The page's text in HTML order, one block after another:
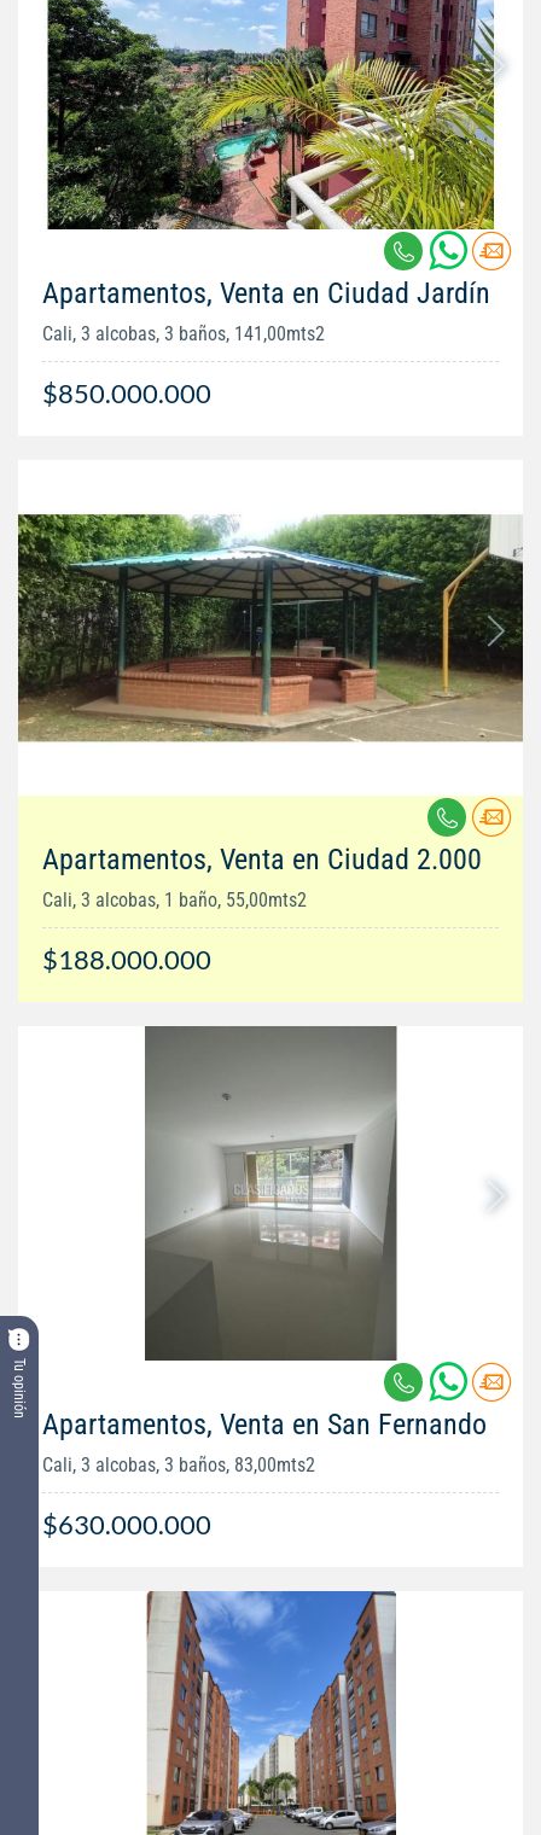
Tu opinión
Apartamentos, Venta en Ciudad Jardín
Cali, 3 alcobas, 3 baños, 141,00mts2
$850.000.000
Apartamentos, Venta en Ciudad 2.000
Cali, 3 alcobas, 1 baño, 55,00mts2
$188.000.000
Apartamentos, Venta en San Fernando
Cali, 3 alcobas, 3 baños, 83,00mts2
$630.000.000